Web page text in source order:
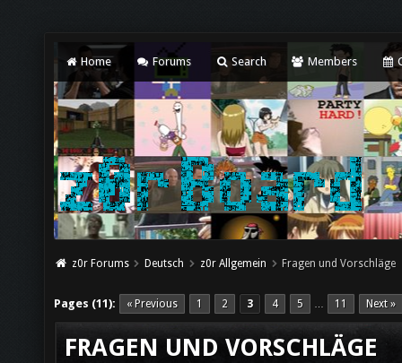
Home Forums Search Members
z0r Forums Deutsch z0r Allgemein Fragen und Vorschläge
Pages (11): « Previous 1 2 3 4 5 … 11 Next »
FRAGEN UND VORSCHLÄGE